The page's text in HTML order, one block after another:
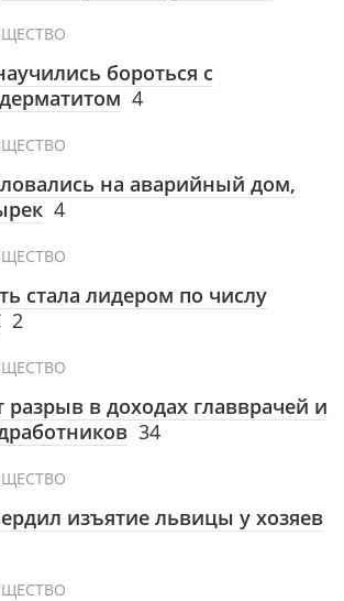
бороться с
4
на аварийный дом,
4
стала лидером по числу
2
в доходах главврачей и
34
изъятие львицы у хозяев